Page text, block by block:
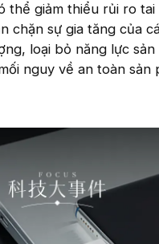
thể giảm thiểu rủi ro tai
chặn sự gia tăng của
loại bỏ năng lực
nguy về an toàn sản